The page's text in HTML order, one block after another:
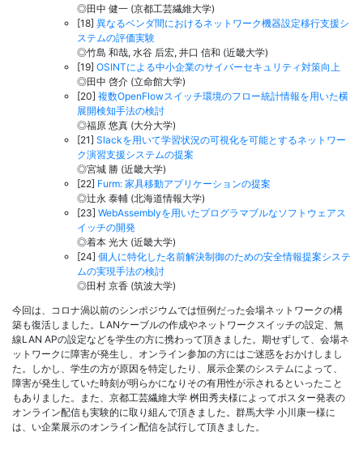
◎田中 健一 (京都工芸繊維大学)
[18] 異なるベンダ間におけるネットワーク機器設定移行支援シ
ステムの評価実験
◎竹島 和哉, 水谷 后宏, 井口 信和 (近畿大学)
[19] OSINTによる中小企業のサイバーセキュリティ対策向上
◎田中 啓介 (立命館大学)
[20] 複数OpenFlowスイッチ環境のフロー統計情報を用いた横
展開検知手法の検討
◎福原 悠真 (大分大学)
[21] Slackを用いて学習状況の可視化を可能とするネットワー
ク演習支援システムの提案
◎宮城 勝 (近畿大学)
[22] Furm: 家具移動アプリケーションの提案
◎辻永 泰輔 (北海道情報大学)
[23] WebAssemblyを用いたプログラマブルなソフトウェアス
イッチの開発
◎着本 光大 (近畿大学)
[24] 個人に特化した名前解決制御のための安全情報提案システ
ムの実現手法の検討
◎田村 京香 (筑波大学)
今回は、コロナ渦以前のシンポジウムでは恒例だった会場ネットワークの構
築も復活しました。LANケーブルの作成やネットワークスイッチの設定、無
線LAN APの設定などを学生の方に携わって頂きました。期せずして、会場ネ
ットワークに障害が発生し、オンライン参加の方にはご迷惑をおかけしまし
た。しかし、学生の方が原因を特定したり、展示企業のシステムによって、
障害が発生していた時刻が明らかになりその有用性が示されるといったこと
もありました。また、京都工芸繊維大学 桝田秀夫様によってポスター発表の
オンライン配信も実験的に取り組んで頂きました。群馬大学 小川康一様に
は、い企業展示のオンライン配信を試行して頂きました。